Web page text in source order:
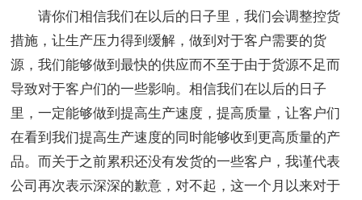
请你们相信我们在以后的日子里，我们会调整控货
措施，让生产压力得到缓解，做到对于客户需要的货
源，我们能够做到最快的供应而不至于由于货源不足而
导致对于客户们的一些影响。相信我们在以后的日子
里，一定能够做到提高生产速度，提高质量，让客户们
在看到我们提高生产速度的同时能够收到更高质量的产
品。而关于之前累积还没有发货的一些客户，我谨代表
公司再次表示深深的歉意，对不起，这一个月以来对于